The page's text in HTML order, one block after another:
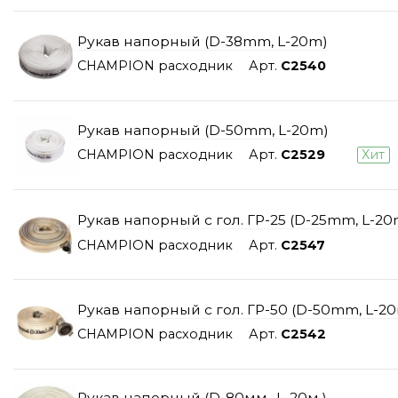
Рукав напорный (D-38mm, L-20m)
CHAMPION расходник Арт. C2540
Рукав напорный (D-50mm, L-20m)
CHAMPION расходник Арт. C2529 Хит
Рукав напорный с гол. ГР-25 (D-25mm, L-
CHAMPION расходник Арт. C2547
Рукав напорный с гол. ГР-50 (D-50mm, L-
CHAMPION расходник Арт. C2542